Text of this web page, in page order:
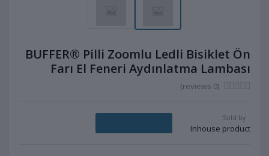
BUFFER® Pilli Zoomlu Ledli Bisiklet Ön
Farı El Feneri Aydınlatma Lambası
(0 reviews)
Sold by:
Inhouse product